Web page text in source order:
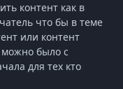
контент как в
что бы в теме
или контент
было с
для тех кто